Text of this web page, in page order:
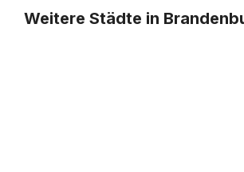
Weitere Städte in